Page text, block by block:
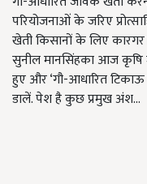
परियोजनाओं के जरिए
खेती किसानों के लिए
सुनील मानसिंहका आज
हुए और ‘गौ-आधारित
डालें. पेश है कुछ प्रमुख अंश…